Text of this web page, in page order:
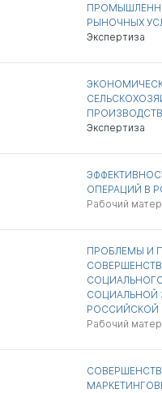
РЫНОЧНЫХ
Экспертиза
Экспертиза
ОПЕРАЦИЙ В
Рабочий
ПРОБЛЕМЫ И
СОЦИАЛЬНОЙ
РОССИЙСКОЙ
Рабочий